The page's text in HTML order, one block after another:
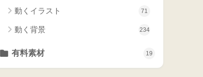
動くイラスト 71
動く背景 234
有料素材 19